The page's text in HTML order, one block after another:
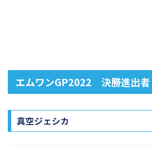
エムワンGP2022 決勝進出者
真空ジェシカ